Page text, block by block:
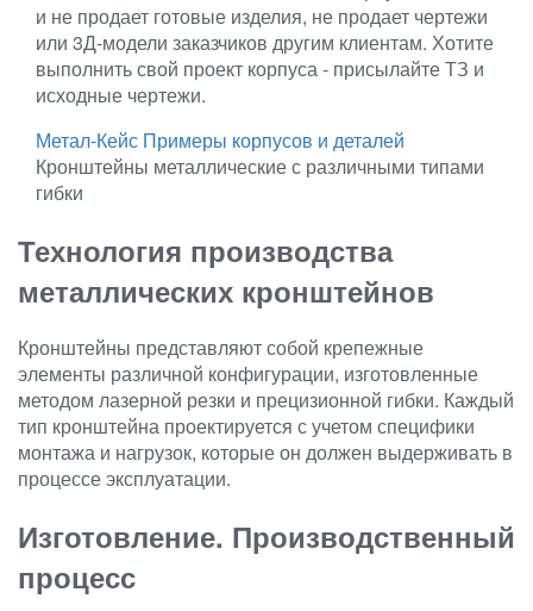
и не продает готовые изделия, не продает чертежи
или 3Д-модели заказчиков другим клиентам. Хотите
выполнить свой проект корпуса - присылайте ТЗ и
исходные чертежи.
Метал-Кейс Примеры корпусов и деталей
Кронштейны металлические с различными типами
гибки
Технология производства
металлических кронштейнов
Кронштейны представляют собой крепежные
элементы различной конфигурации, изготовленные
методом лазерной резки и прецизионной гибки. Каждый
тип кронштейна проектируется с учетом специфики
монтажа и нагрузок, которые он должен выдерживать в
процессе эксплуатации.
Изготовление. Производственный
процесс